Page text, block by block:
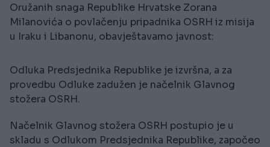
Oružanih snaga Republike Hrvatske Zorana
Milanovića o povlačenju pripadnika OSRH iz misija
u Iraku i Libanonu, obavještavamo javnost:
Odluka Predsjednika Republike je izvršna, a za
provedbu Odluke zadužen je načelnik Glavnog
stožera OSRH.
Načelnik Glavnog stožera OSRH postupio je u
skladu s Odlukom Predsjednika Republike, započeo